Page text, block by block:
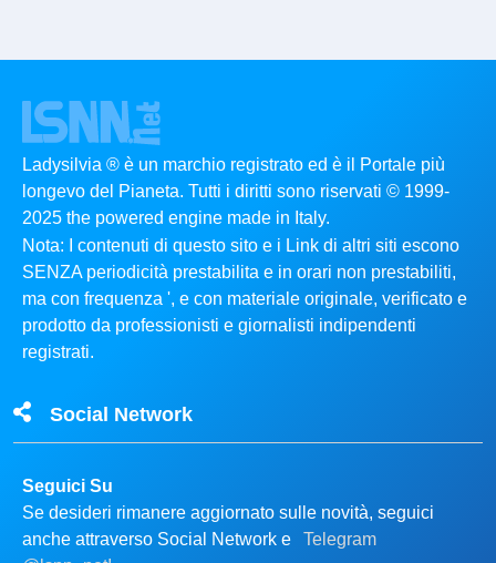
Ladysilvia ® è un marchio registrato ed è il Portale più
longevo del Pianeta. Tutti i diritti sono riservati © 1999-
2025 the powered engine made in Italy.
Nota: I contenuti di questo sito e i Link di altri siti escono
SENZA periodicità prestabilita e in orari non prestabiliti,
ma con frequenza ', e con materiale originale, verificato e
prodotto da professionisti e giornalisti indipendenti
registrati.
Social Network
Seguici Su
Se desideri rimanere aggiornato sulle novità, seguici
anche attraverso Social Network e
Telegram